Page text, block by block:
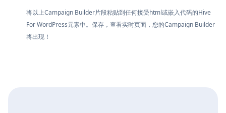
将以上Campaign Builder片段粘贴到任何接受html或嵌入代码的Hive
For WordPress元素中。保存，查看实时页面，您的Campaign Builder
将出现！